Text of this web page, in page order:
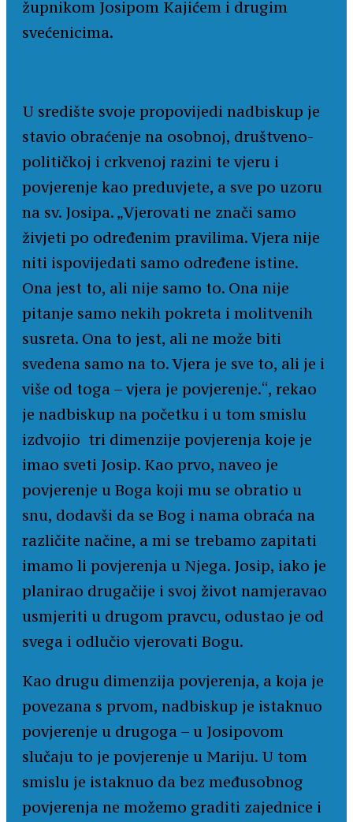
župnikom Josipom Kajićem i drugim
svećenicima.
U središte svoje propovijedi nadbiskup je
stavio obraćenje na osobnoj, društveno-
političkoj i crkvenoj razini te vjeru i
povjerenje kao preduvjete, a sve po uzoru
na sv. Josipa. „Vjerovati ne znači samo
živjeti po određenim pravilima. Vjera nije
niti ispovijedati samo određene istine.
Ona jest to, ali nije samo to. Ona nije
pitanje samo nekih pokreta i molitvenih
susreta. Ona to jest, ali ne može biti
svedena samo na to. Vjera je sve to, ali je i
više od toga – vjera je povjerenje.“, rekao
je nadbiskup na početku i u tom smislu
izdvojio tri dimenzije povjerenja koje je
imao sveti Josip. Kao prvo, naveo je
povjerenje u Boga koji mu se obratio u
snu, dodavši da se Bog i nama obraća na
različite načine, a mi se trebamo zapitati
imamo li povjerenja u Njega. Josip, iako je
planirao drugačije i svoj život namjeravao
usmjeriti u drugom pravcu, odustao je od
svega i odlučio vjerovati Bogu.
Kao drugu dimenzija povjerenja, a koja je
povezana s prvom, nadbiskup je istaknuo
povjerenje u drugoga – u Josipovom
slučaju to je povjerenje u Mariju. U tom
smislu je istaknuo da bez međusobnog
povjerenja ne možemo graditi zajednice i